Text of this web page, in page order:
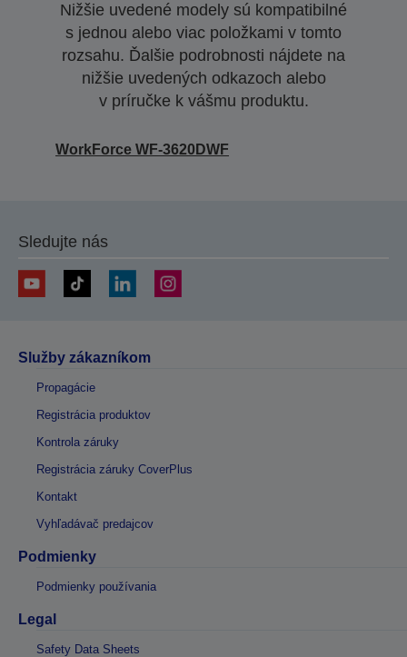
Nižšie uvedené modely sú kompatibilné
s jednou alebo viac položkami v tomto
rozsahu. Ďalšie podrobnosti nájdete na
nižšie uvedených odkazoch alebo
v príručke k vášmu produktu.
WorkForce WF-3620DWF
Sledujte nás
Služby zákazníkom
Propagácie
Registrácia produktov
Kontrola záruky
Registrácia záruky CoverPlus
Kontakt
Vyhľadávač predajcov
Podmienky
Podmienky používania
Legal
Safety Data Sheets